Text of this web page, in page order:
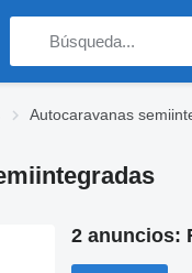
Autocaravanas
2 anuncios: